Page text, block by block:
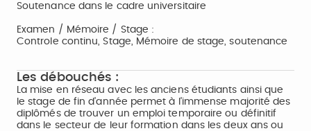
Soutenance dans le cadre universitaire
Examen / Mémoire / Stage :
Controle continu, Stage, Mémoire de stage, soutenance
Les débouchés :
La mise en réseau avec les anciens étudiants ainsi que
le stage de fin d'année permet à l'immense majorité des
diplômés de trouver un emploi temporaire ou définitif
dans le secteur de leur formation dans les deux ans ou